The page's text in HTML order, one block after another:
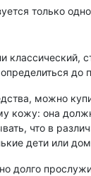
только
до
можно
кожу: она
что в
дети или
долго